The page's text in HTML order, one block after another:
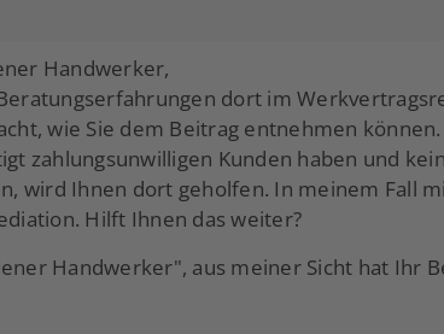
Handwerker,
dort im
wie Sie dem Beitrag entnehmen können.
zahlungsunwilligen Kunden haben und
wird Ihnen dort geholfen. In meinem Fall
Hilft Ihnen das weiter?
Handwerker", aus meiner Sicht hat Ihr